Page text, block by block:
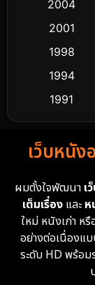
Cult Film
Dance เต้น
Detective สื
Detective
Disney+
Drama ดรา
2004
2001
1998
1994
1991
1988
1983
1962
เว็บหนัง
ผมตั้งใจพัฒนา เ
เต็มเรื่อง และห
ใหม่ หนังเก่า ห
อย่างต่อเนื่องแ
ระดับ HD พร้อม